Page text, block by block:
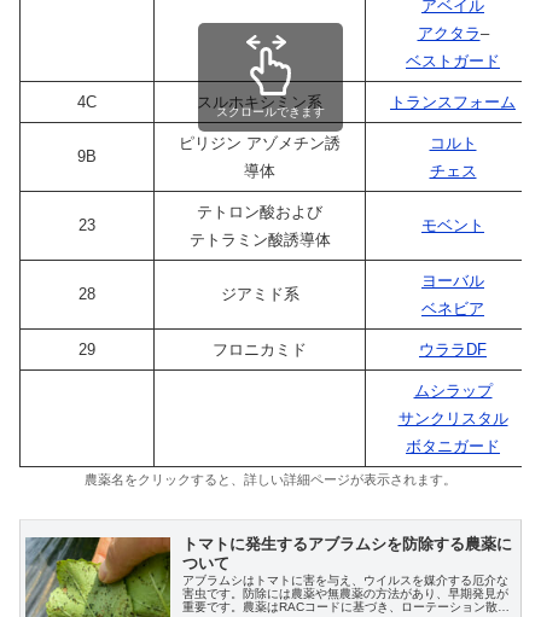
アベイル
アクタラ–
ベストガード
4C スルホキシミン系 トランスフォーム
9B
ピリジン アゾメチン誘
導体
コルト
チェス
23
テトロン酸および
テトラミン酸誘導体
モベント
28 ジアミド系
ヨーバル
ベネビア
29 フロニカミド ウララDF
ムシラップ
サンクリスタル
ボタニガード
スクロールできます
農薬名をクリックすると、詳しい詳細ページが表示されます。
トマトに発生するアブラムシを防除する農薬に
ついて
アブラムシはトマトに害を与え、ウイルスを媒介する厄介な
害虫です。防除には農薬や無農薬の方法があり、早期発見が
重要です。農薬はRACコードに基づき、ローテーション散布